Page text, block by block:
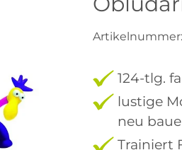
Artikelnummer:
124-tlg.
lustige
neu
Trainiert